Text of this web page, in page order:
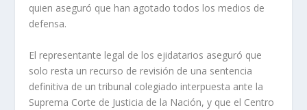
quien aseguró que han agotado todos los medios de
defensa.
El representante legal de los ejidatarios aseguró que
solo resta un recurso de revisión de una sentencia
definitiva de un tribunal colegiado interpuesta ante la
Suprema Corte de Justicia de la Nación, y que el Centro